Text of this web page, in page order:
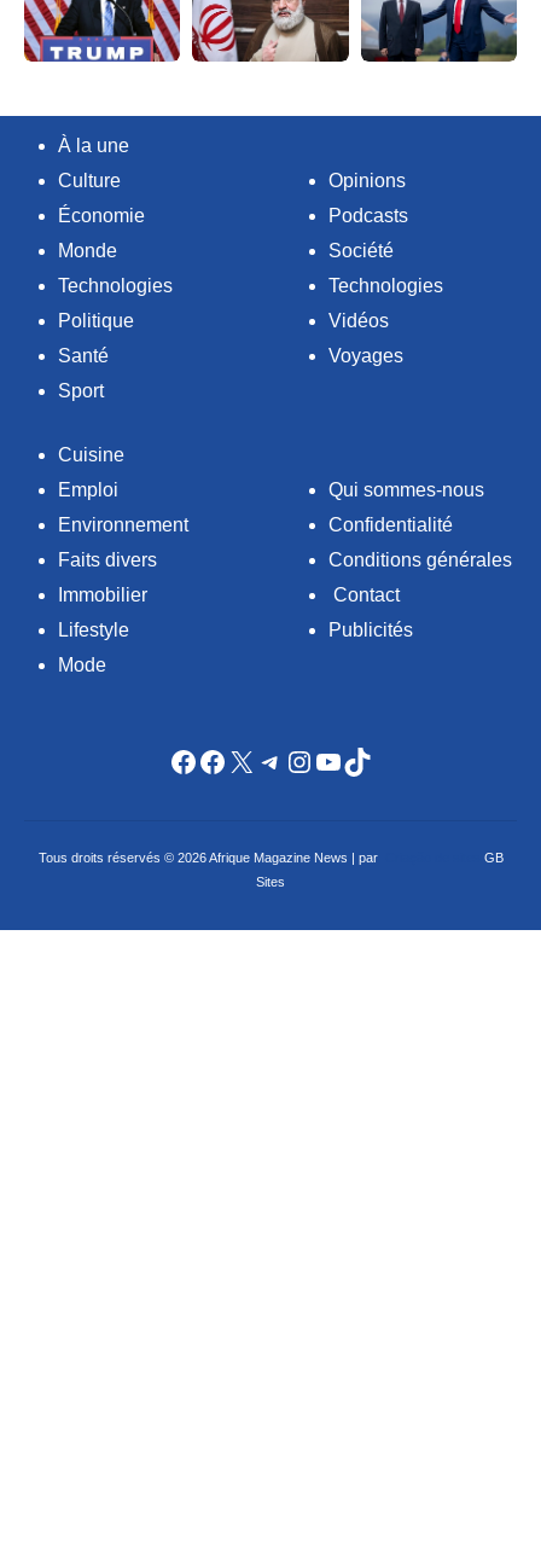
À la une
Culture
Économie
Monde
Technologies
Politique
Santé
Sport
Opinions
Podcasts
Société
Technologies
Vidéos
Voyages
Cuisine
Emploi
Environnement
Faits divers
Immobilier
Lifestyle
Mode
Qui sommes-nous
Confidentialité
Conditions générales
Contact
Publicités
Facebook
Facebook
X Telegram
Instagram
YouTube
TikTok
Tous droits réservés © 2026 Afrique Magazine News | par
GB
Sites